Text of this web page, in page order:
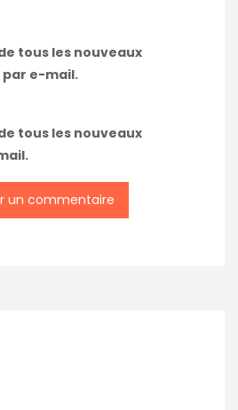
tous les nouveaux
e-mail.
tous les nouveaux